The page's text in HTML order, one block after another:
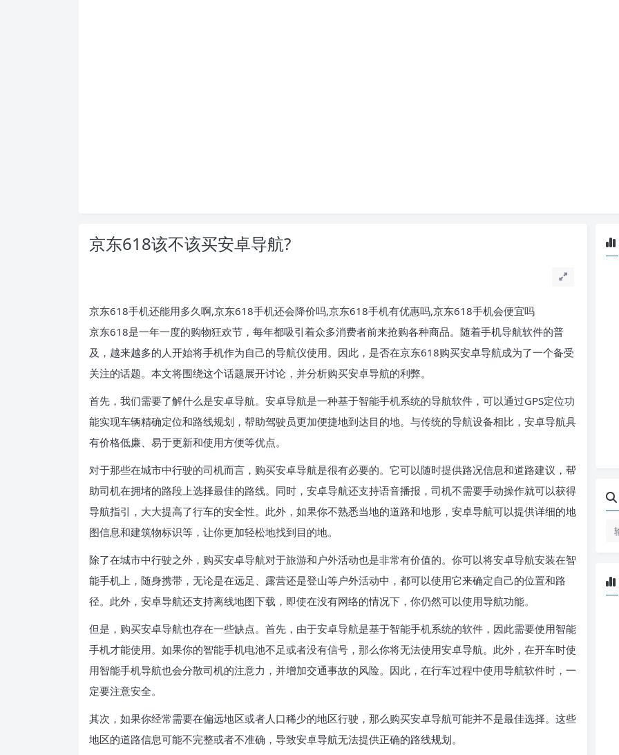
京东618该不该买安卓导航?
京东618手机还能用多久啊,京东618手机还会降价吗,京东618手机有优惠吗,京东618手机会便宜吗
京东618是一年一度的购物狂欢节，每年都吸引着众多消费者前来抢购各种商品。随着手机导航软件的普
及，越来越多的人开始将手机作为自己的导航仪使用。因此，是否在京东618购买安卓导航成为了一个备受
关注的话题。本文将围绕这个话题展开讨论，并分析购买安卓导航的利弊。
首先，我们需要了解什么是安卓导航。安卓导航是一种基于智能手机系统的导航软件，可以通过GPS定位功
能实现车辆精确定位和路线规划，帮助驾驶员更加便捷地到达目的地。与传统的导航设备相比，安卓导航具
有价格低廉、易于更新和使用方便等优点。
对于那些在城市中行驶的司机而言，购买安卓导航是很有必要的。它可以随时提供路况信息和道路建议，帮
助司机在拥堵的路段上选择最佳的路线。同时，安卓导航还支持语音播报，司机不需要手动操作就可以获得
导航指引，大大提高了行车的安全性。此外，如果你不熟悉当地的道路和地形，安卓导航可以提供详细的地
图信息和建筑物标识等，让你更加轻松地找到目的地。
除了在城市中行驶之外，购买安卓导航对于旅游和户外活动也是非常有价值的。你可以将安卓导航安装在智
能手机上，随身携带，无论是在远足、露营还是登山等户外活动中，都可以使用它来确定自己的位置和路
径。此外，安卓导航还支持离线地图下载，即使在没有网络的情况下，你仍然可以使用导航功能。
但是，购买安卓导航也存在一些缺点。首先，由于安卓导航是基于智能手机系统的软件，因此需要使用智能
手机才能使用。如果你的智能手机电池不足或者没有信号，那么你将无法使用安卓导航。此外，在开车时使
用智能手机导航也会分散司机的注意力，并增加交通事故的风险。因此，在行车过程中使用导航软件时，一
定要注意安全。
其次，如果你经常需要在偏远地区或者人口稀少的地区行驶，那么购买安卓导航可能并不是最佳选择。这些
地区的道路信息可能不完整或者不准确，导致安卓导航无法提供正确的路线规划。